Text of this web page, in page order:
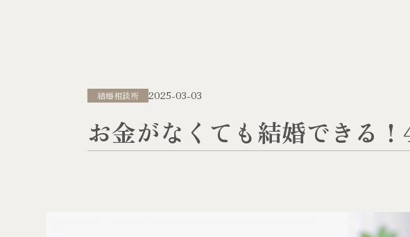
結婚相談所 2025-03-03
お金がなくても結婚できる